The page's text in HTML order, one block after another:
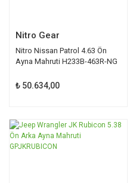
Nitro Gear
Nitro Nissan Patrol 4.63 Ön
Ayna Mahruti H233B-463R-NG
₺ 50.634,00